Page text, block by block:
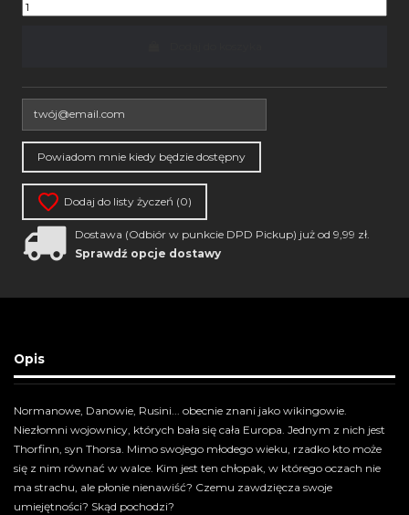
Dodaj do listy życzeń (0)
Dostawa (Odbiór w punkcie DPD Pickup) już od 9,99 zł.
Sprawdź opcje dostawy
Opis
Normanowe, Danowie, Rusini... obecnie znani jako wikingowie.
Niezłomni wojownicy, których bała się cała Europa. Jednym z nich jest
Thorfinn, syn Thorsa. Mimo swojego młodego wieku, rzadko kto może
się z nim równać w walce. Kim jest ten chłopak, w którego oczach nie
ma strachu, ale płonie nienawiść? Czemu zawdzięcza swoje
umiejętności? Skąd pochodzi?